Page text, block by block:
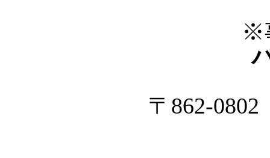
※
〒862-